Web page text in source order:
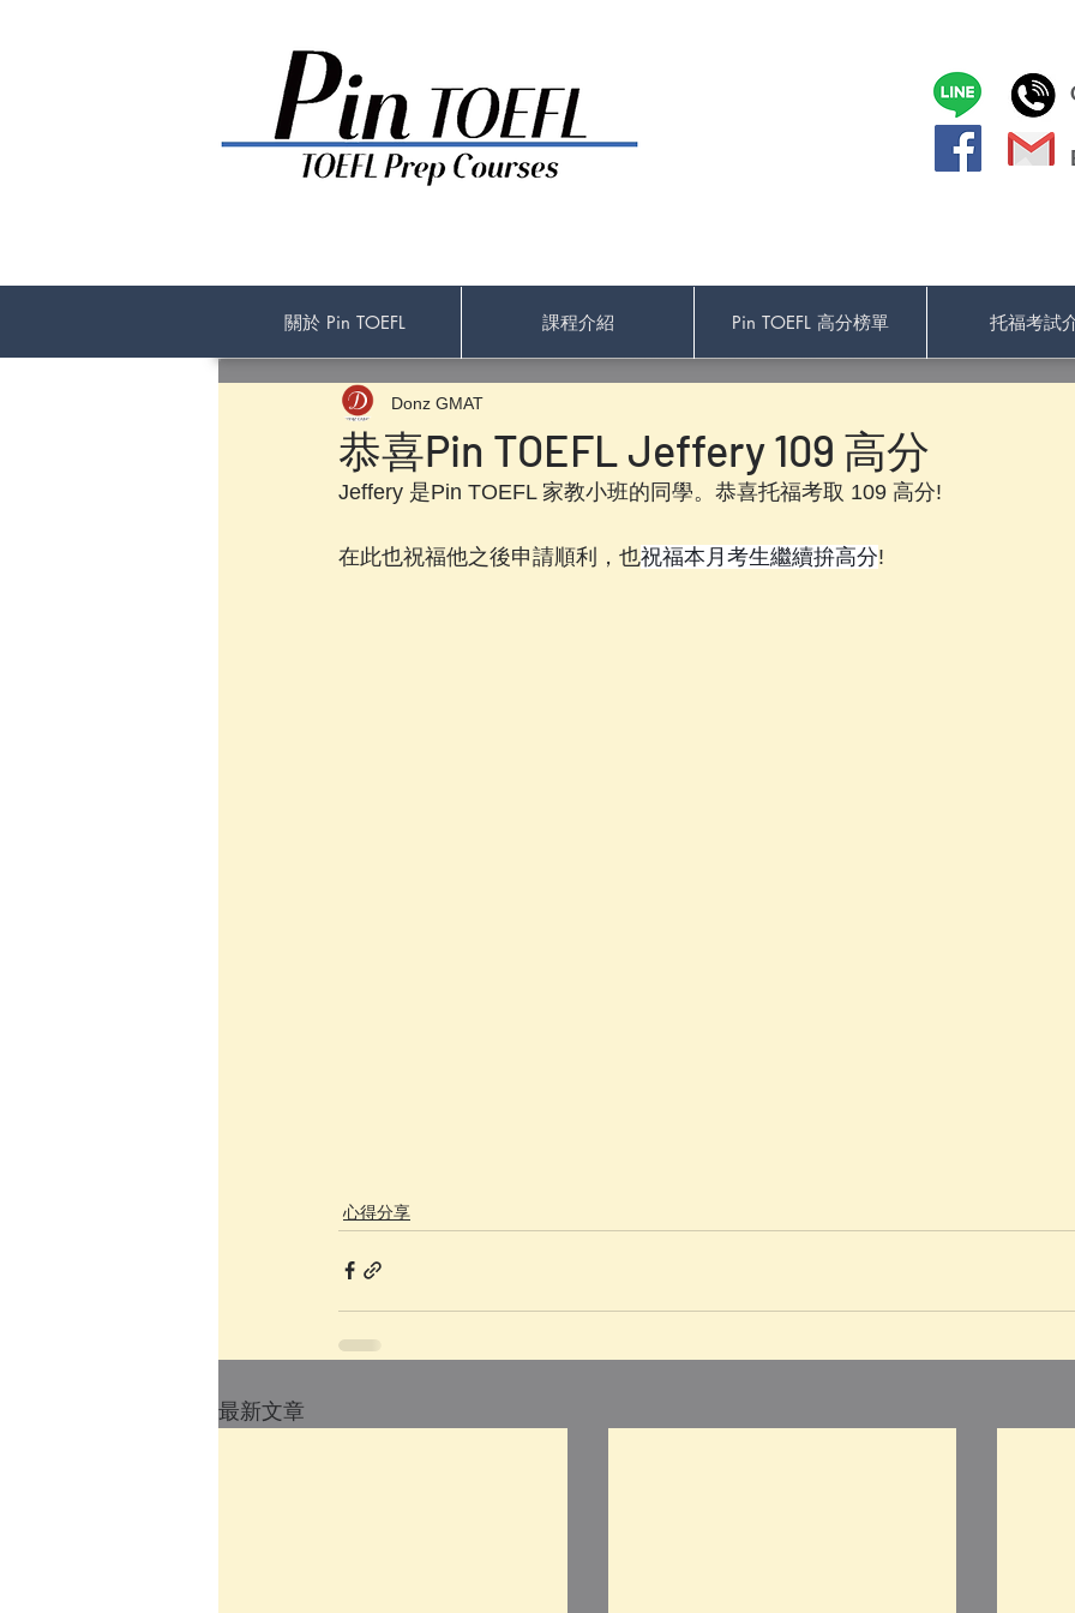
關於 Pin TOEFL 課程介紹 Pin TOEFL 高分榜單 托福考試
恭喜Pin TOEFL Jeffery 109 高分
Donz GMAT
Jeffery 是Pin TOEFL 家教小班的同學。恭喜托福考取 109 高分!
在此也祝福他之後申請順利，也祝福本月考生繼續拚高分!
心得分享
最新文章